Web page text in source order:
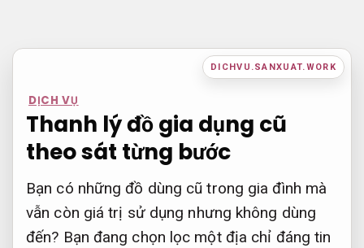
nội
DICHVU.SANXUAT.WORK
DỊCH VỤ
Thanh lý đồ gia dụng cũ
theo sát từng bước
Bạn có những đồ dùng cũ trong gia đình mà
vẫn còn giá trị sử dụng nhưng không dùng
đến? Bạn đang chọn lọc một địa chỉ đáng tin